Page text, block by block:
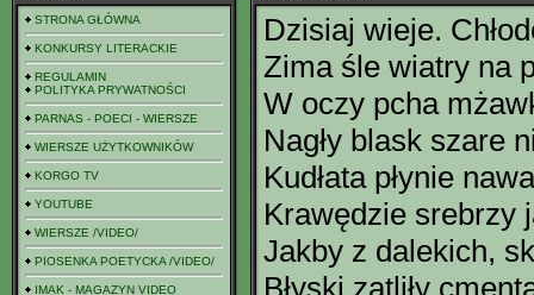
STRONA GŁÓWNA
KONKURSY LITERACKIE
REGULAMIN
POLITYKA PRYWATNOŚCI
PARNAS - POECI - WIERSZE
WIERSZE UŻYTKOWNIKÓW
KORGO TV
YOUTUBE
WIERSZE /VIDEO/
PIOSENKA POETYCKA /VIDEO/
IMAK - MAGAZYN VIDEO
Dzisiaj wieje.
Zima śle wiatry na
W oczy pcha
Nagły blask szare
Kudłata płynie
Krawędzie srebrzy
Jakby z dalekich,
Błyski zatliły